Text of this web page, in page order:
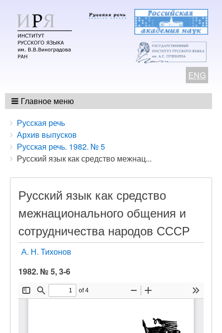
ENG
Главное меню
Breadcrumbs
You
are
here:
Русская речь
Архив выпусков
Русская речь. 1982. № 5
Русский язык как средство межнац...
Русский язык как средство
межнационального общения и
сотрудничества народов СССР
А. Н. Тихонов
1982. № 5, 3-6